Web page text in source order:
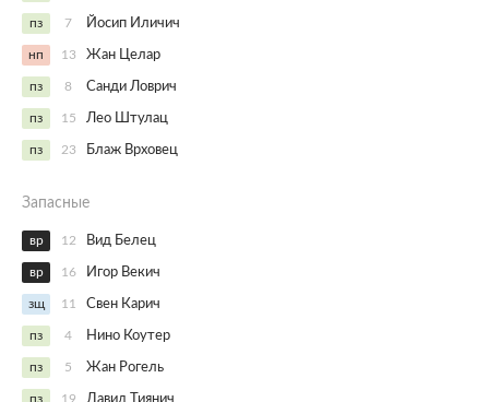
пз 7 Йосип Иличич
нп 13 Жан Целар
пз 8 Санди Ловрич
пз 15 Лео Штулац
пз 23 Блаж Врховец
Запасные
вр 12 Вид Белец
вр 16 Игор Векич
зщ 11 Свен Карич
пз 4 Нино Коутер
пз 5 Жан Рогель
пз 19